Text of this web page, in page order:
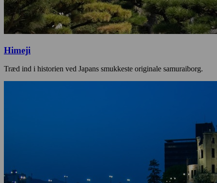
Himeji
Træd ind i historien ved Japans smukkeste originale samuraiborg.